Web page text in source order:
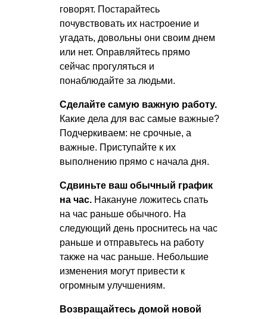
говорят. Постарайтесь
почувствовать их настроение и
угадать, довольны они своим днем
или нет. Оправляйтесь прямо
сейчас прогуляться и
понаблюдайте за людьми.
Сделайте самую важную работу.
Какие дела для вас самые важные?
Подчеркиваем: не срочные, а
важные. Приступайте к их
выполнению прямо с начала дня.
Сдвиньте ваш обычный график
на час. Накануне ложитесь спать
на час раньше обычного. На
следующий день проснитесь на час
раньше и отправьтесь на работу
также на час раньше. Небольшие
изменения могут привести к
огромным улучшениям.
Возвращайтесь домой новой